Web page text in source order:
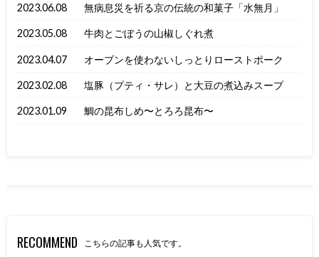
2023.06.08 無病息災を祈る京の伝統の和菓子「水無月」
2023.05.08 牛肉とごぼうの山椒しぐれ煮
2023.04.07 オーブンを使わないしっとりローストポーク
2023.02.08 塩豚（プティ・サレ）と大豆の煮込みスープ
2023.01.09 鯛の昆布しめ〜とろろ昆布〜
RECOMMEND こちらの記事も人気です。